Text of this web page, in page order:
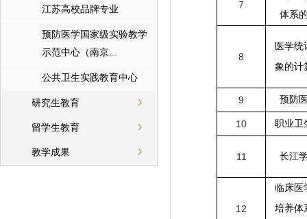
江苏高校品牌专业
预防医学国家级实验教学
示范中心（南京...
公共卫生实践教育中心
研究生教育
留学生教育
教学成果
7
体系
8
医学
象的计
9 预防
10 职业卫
11 长江
12
临床医
培养体